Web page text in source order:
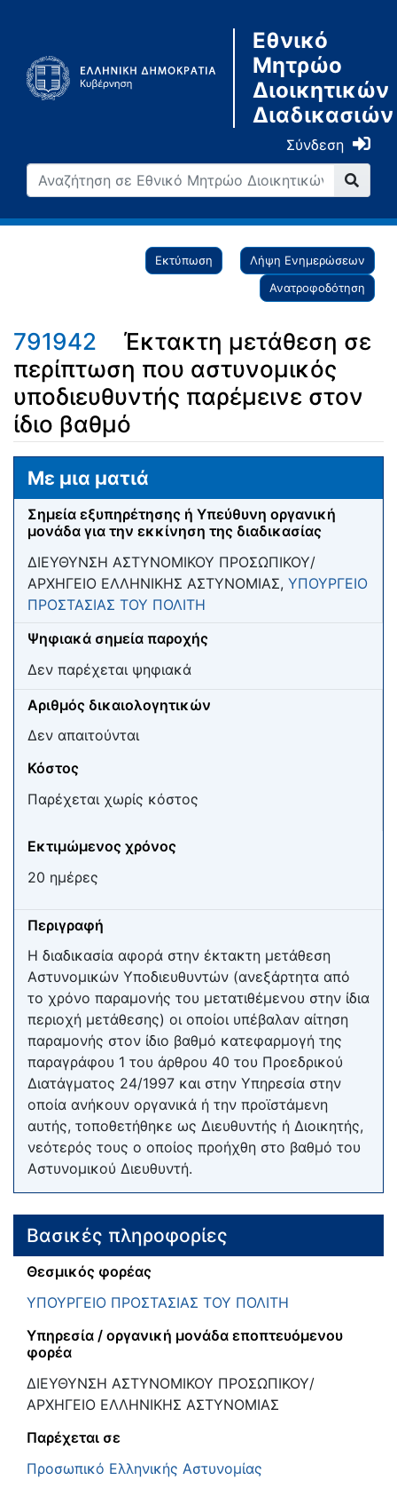
Εθνικό
Μητρώο
Διοικητικών
Διαδικασιών
Σύνδεση
Εκτύπωση
Λήψη Ενημερώσεων
Ανατροφοδότηση
791942
Έκτακτη μετάθεση σε
περίπτωση που αστυνομικός
υποδιευθυντής παρέμεινε στον
ίδιο βαθμό
Μετάβαση σε: πλοήγηση
Με μια ματιά
Σημεία εξυπηρέτησης ή Υπεύθυνη οργανική
μονάδα για την εκκίνηση της διαδικασίας
ΔΙΕΥΘΥΝΣΗ ΑΣΤΥΝΟΜΙΚΟΥ ΠΡΟΣΩΠΙΚΟΥ/
ΑΡΧΗΓΕΙΟ ΕΛΛΗΝΙΚΗΣ ΑΣΤΥΝΟΜΙΑΣ, ΥΠΟΥΡΓΕΙΟ
ΠΡΟΣΤΑΣΙΑΣ ΤΟΥ ΠΟΛΙΤΗ
Ψηφιακά σημεία παροχής
Δεν παρέχεται ψηφιακά
Αριθμός δικαιολογητικών
Δεν απαιτούνται
Κόστος
Παρέχεται χωρίς κόστος
Εκτιμώμενος χρόνος
20 ημέρες
Περιγραφή
Η διαδικασία αφορά στην έκτακτη μετάθεση
Αστυνομικών Υποδιευθυντών (ανεξάρτητα από
το χρόνο παραμονής του μετατιθέμενου στην ίδια
περιοχή μετάθεσης) οι οποίοι υπέβαλαν αίτηση
παραμονής στον ίδιο βαθμό κατεφαρμογή της
παραγράφου 1 του άρθρου 40 του Προεδρικού
Διατάγματος 24/1997 και στην Υπηρεσία στην
οποία ανήκουν οργανικά ή την προϊστάμενη
αυτής, τοποθετήθηκε ως Διευθυντής ή Διοικητής,
νεότερός τους ο οποίος προήχθη στο βαθμό του
Αστυνομικού Διευθυντή.
Βασικές πληροφορίες
Θεσμικός φορέας
ΥΠΟΥΡΓΕΙΟ ΠΡΟΣΤΑΣΙΑΣ ΤΟΥ ΠΟΛΙΤΗ
Υπηρεσία / οργανική μονάδα εποπτευόμενου
φορέα
ΔΙΕΥΘΥΝΣΗ ΑΣΤΥΝΟΜΙΚΟΥ ΠΡΟΣΩΠΙΚΟΥ/
ΑΡΧΗΓΕΙΟ ΕΛΛΗΝΙΚΗΣ ΑΣΤΥΝΟΜΙΑΣ
Παρέχεται σε
Προσωπικό Ελληνικής Αστυνομίας